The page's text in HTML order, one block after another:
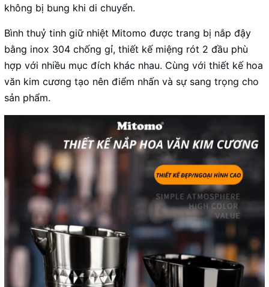
không bị bung khi di chuyển.
Bình thuỷ tinh giữ nhiệt Mitomo được trang bị nắp đậy
bằng inox 304 chống gỉ, thiết kế miệng rót 2 đầu phù
hợp với nhiều mục đích khác nhau. Cùng với thiết kế hoa
văn kim cương tạo nên điểm nhấn và sự sang trọng cho
sản phẩm.